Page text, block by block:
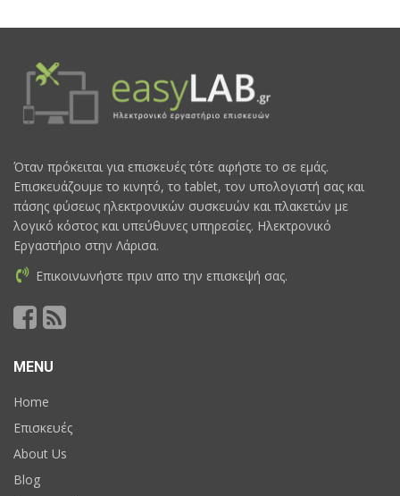
Όταν πρόκειται για επισκευές τότε αφήστε το σε εμάς.
Επισκευάζουμε το κινητό, το tablet, τον υπολογιστή σας και
πάσης φύσεως ηλεκτρονικών συσκευών και πλακετών με
λογικό κόστος και υπεύθυνες υπηρεσίες. Ηλεκτρονικό
Εργαστήριο στην Λάρισα.
Επικοινωνήστε πριν απο την επισκεψή σας.
MENU
Home
Επισκευές
About Us
Blog